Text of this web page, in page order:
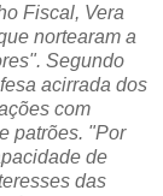
Fiscal, Vera
nortearam a
Segundo
acirrada dos
com
patrões. "Por
de
das